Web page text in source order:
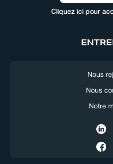
Cliquez ici pour
Nous
Nous
Notre